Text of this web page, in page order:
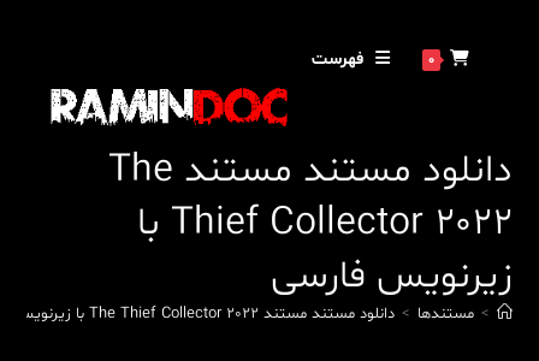
0 فهرست
دانلود مستند مستند The
Thief Collector 2022 با
زیرنویس فارسی
> مستندها > دانلود مستند مستند The Thief Collector 2022 با زیرنویس فارسی